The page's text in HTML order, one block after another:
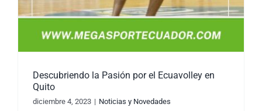
Descubriendo la Pasión por el Ecuavolley en
Quito
diciembre 4, 2023 | Noticias y Novedades